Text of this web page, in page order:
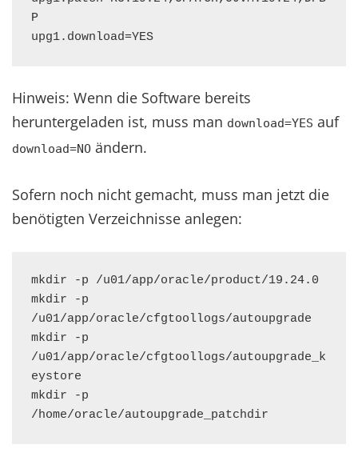
P
upg1.download=YES
Hinweis: Wenn die Software bereits
heruntergeladen ist, muss man download=YES auf
download=NO ändern.
Sofern noch nicht gemacht, muss man jetzt die
benötigten Verzeichnisse anlegen:
mkdir -p /u01/app/oracle/product/19.24.0
mkdir -p
/u01/app/oracle/cfgtoollogs/autoupgrade
mkdir -p
/u01/app/oracle/cfgtoollogs/autoupgrade_k
eystore
mkdir -p
/home/oracle/autoupgrade_patchdir